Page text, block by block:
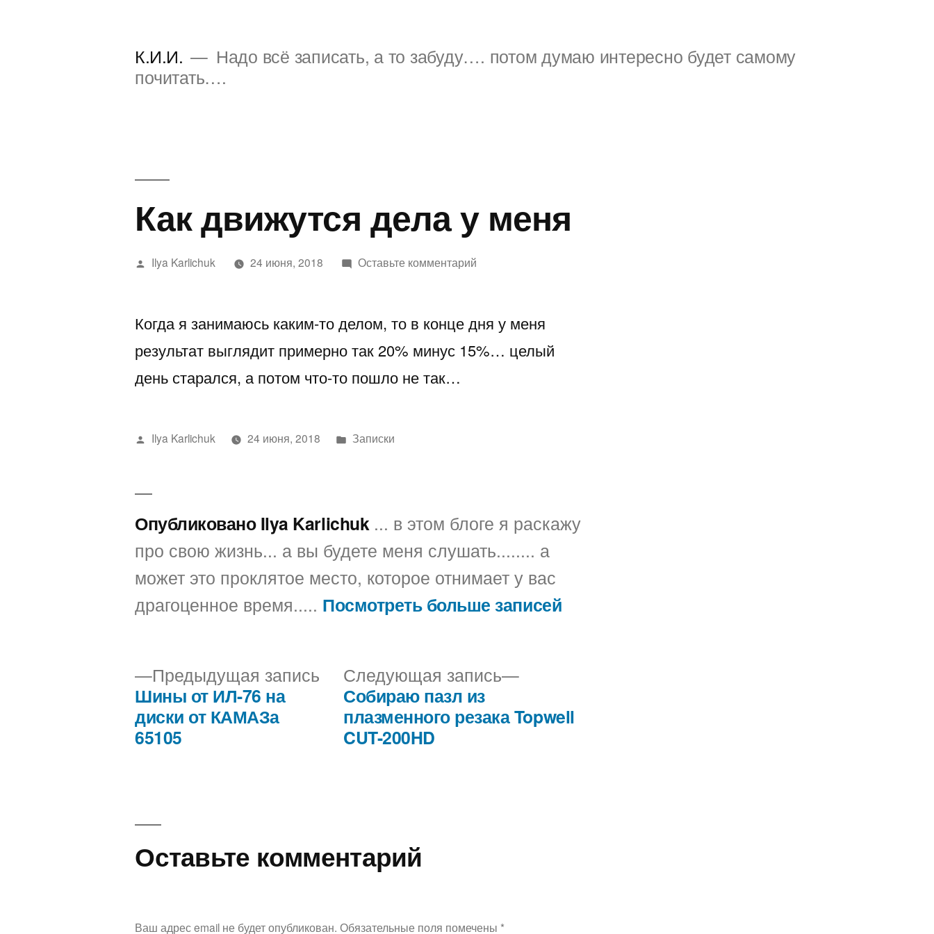
К.И.И.
Надо всё записать, а то забуду…. потом думаю интересно будет самому
почитать….
Как движутся дела у меня
Написано
Ilya Karlichuk 24 июня, 2018 Оставьте комментарийк
дела
меня
Когда я занимаюсь каким-то делом, то в конце дня у меня
результат выглядит примерно так 20% минус 15%… целый
день старался, а потом что-то пошло не так…
Написано
Ilya Karlichuk 24 июня, 2018
Написано
Записки
Опубликовано Ilya Karlichuk ... в этом блоге я раскажу
про свою жизнь... а вы будете меня слушать........ а
может это проклятое место, которое отнимает у вас
драгоценное время..... Посмотреть больше записей
Навигация
Предыдущая запись Предыдущая
запись:
Шины от ИЛ-76 на
диски от КАМАЗа
65105
Следующая запись
Следующая
Собираю пазл из
плазменного резака Topwell
CUT-200HD
Оставьте комментарий
Ваш адрес email не будет опубликован. Обязательные поля помечены *